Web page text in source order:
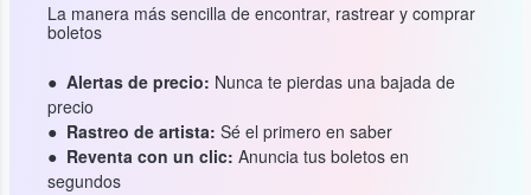
La manera más sencilla de encontrar, rastrear y comprar
boletos
Alertas de precio: Nunca te pierdas una bajada de
precio
Rastreo de artista: Sé el primero en saber
Reventa con un clic: Anuncia tus boletos en
segundos